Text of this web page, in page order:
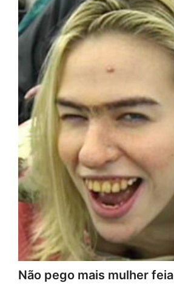
Não pego mais mulher feia